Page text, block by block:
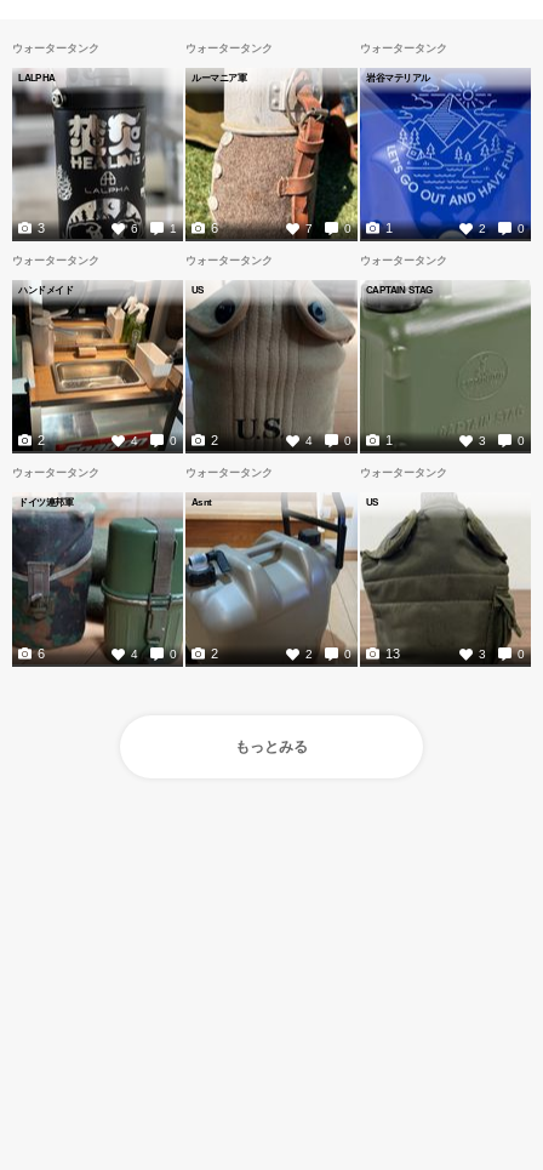
ウォータータンク
LALPHA
6 1
3
ウォータータンク
ルーマニア軍
7 0
6
ウォータータンク
岩谷マテリアル
2 0
1
ウォータータンク
ハンドメイド
4 0
2
ウォータータンク
US
4 0
2
ウォータータンク
CAPTAIN STAG
3 0
1
ウォータータンク
ドイツ連邦軍
4 0
6
ウォータータンク
Asnt
2 0
2
ウォータータンク
US
3 0
13
もっとみる